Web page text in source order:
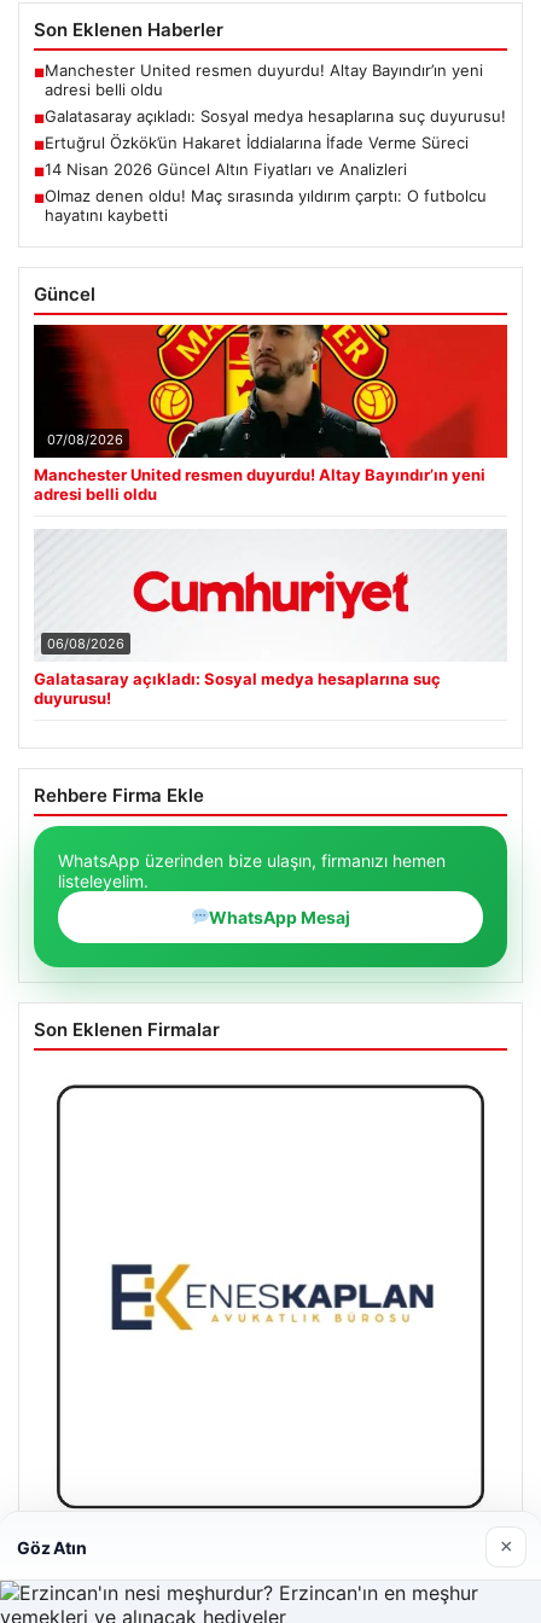
Son Eklenen Haberler
■Manchester United resmen duyurdu! Altay Bayındır’ın yeni
adresi belli oldu
■Galatasaray açıkladı: Sosyal medya hesaplarına suç duyurusu!
■Ertuğrul Özkök’ün Hakaret İddialarına İfade Verme Süreci
■14 Nisan 2026 Güncel Altın Fiyatları ve Analizleri
■Olmaz denen oldu! Maç sırasında yıldırım çarptı: O futbolcu
hayatını kaybetti
Güncel
07/08/2026
Manchester United resmen duyurdu! Altay Bayındır’ın yeni
adresi belli oldu
06/08/2026
Galatasaray açıkladı: Sosyal medya hesaplarına suç
duyurusu!
Rehbere Firma Ekle
WhatsApp üzerinden bize ulaşın, firmanızı hemen
listeleyelim.
WhatsApp Mesaj
Son Eklenen Firmalar
Enes Kaplan Avukatlık Bürosu
28/04/2026
Göz Atın ×